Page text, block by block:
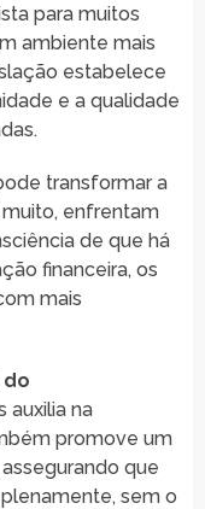
para muitos
ambiente mais
estabelece
e a qualidade
transformar a
enfrentam
de que há
financeira, os
mais
do
auxilia na
promove um
que
sem o